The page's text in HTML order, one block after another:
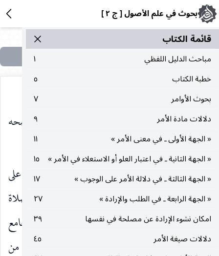
بحوث في علم الأصول [ ج ٢ ]
قائمة الکتاب
مباحث الدليل اللفظي
١
خطبة الكتاب
٥
بحوث الأوامر
٧
دلالات مادة الأمر
٩
« الجهة الأولى ـ في معنى الأمر »
١١
« الجهة الثانية ـ في اعتبار العلو أو الاستعلاء في الأمر » ١٥
« الجهة الثالثة ـ في دلالة الأمر على الوجوب »
١٧
« الجهة الرابعة ـ في الطلب والإرادة »
٢٧
امكان نشوء الإرادة عن مصلحة في نفسها
٣٩
دلالات صيغة الأمر
٤٥
الوجه الأول ـ ما ذكره المحقق الثاني ( قده ) وأوضحه
شراح كلامه ممن تأخر عنه وحاصله :
ان الثمرة في الفرع الأول موجودة إذ لا مانع بناء على
عدم الاقتضاء من الأمر بالإزالة والأمر بجامع الصلاة
الموسعة في ذلك الوقت أو غيره إذ لا تضاد بين الجامع
المذكور وبين الإزالة وانما التضاد بينها وبين الفرد من